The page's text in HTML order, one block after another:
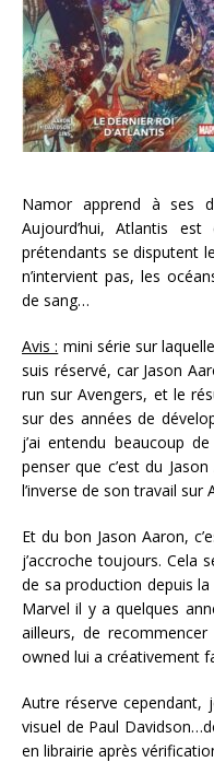
Namor apprend à ses
Aujourd’hui, Atlantis
prétendants se disputent
n’intervient pas, les
de sang…
Avis : mini série sur
suis réservé, car Jason
run sur Avengers, et le
sur des années de
j’ai entendu beaucoup
penser que c’est du
l’inverse de son travail sur
Et du bon Jason Aaron,
j’accroche toujours. Cela
de sa production depuis
Marvel il y a quelques
ailleurs, de
owned lui a créativement
Autre réserve cependant,
visuel de Paul
en librairie après